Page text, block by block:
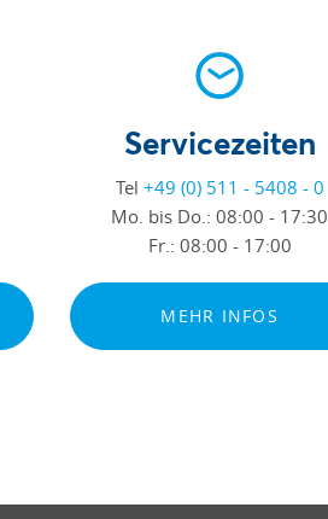
Servicezeiten
Tel +49 (0) 511 - 5408 - 0
Mo. bis Do.:08:00 - 17:30
Fr.: 08:00 - 17:00
MEHR INFOS